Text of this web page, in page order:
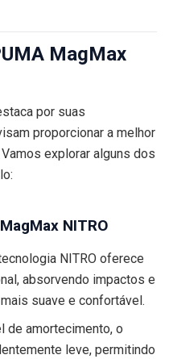
MagMax
por suas
proporcionar a melhor
explorar alguns dos
NITRO
NITRO oferece
absorvendo impactos e
suave e confortável.
de amortecimento, o
leve, permitindo